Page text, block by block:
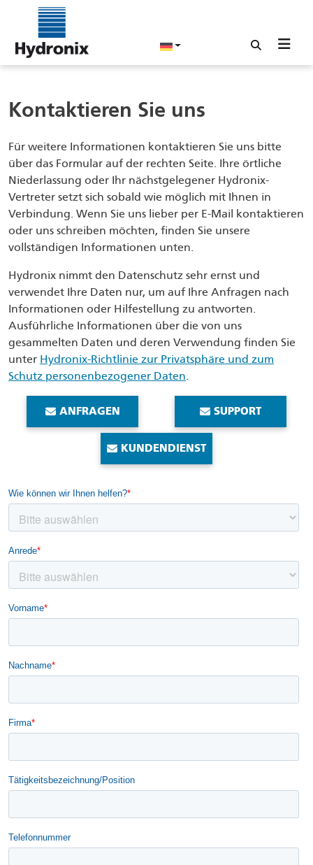
Kontaktieren Sie uns
Für weitere Informationen kontaktieren Sie uns bitte
über das Formular auf der rechten Seite. Ihre örtliche
Niederlassung oder Ihr nächstgelegener Hydronix-
Vertreter setzt sich sobald wie möglich mit Ihnen in
Verbindung. Wenn Sie uns lieber per E-Mail kontaktieren
oder uns schreiben möchten, finden Sie unsere
vollständigen Informationen unten.
Hydronix nimmt den Datenschutz sehr ernst und
verwendet Ihre Daten nur, um auf Ihre Anfragen nach
Informationen oder Hilfestellung zu antworten.
Ausführliche Informationen über die von uns
gesammelten Daten und deren Verwendung finden Sie
unter Hydronix-Richtlinie zur Privatsphäre und zum
Schutz personenbezogener Daten.
ANFRAGEN SUPPORT
KUNDENDIENST